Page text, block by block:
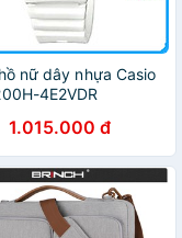
nữ dây nhựa Casio
4E2VDR
1.015.000 đ